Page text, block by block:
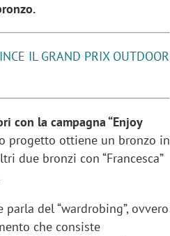
IL GRAND PRIX OUTDOOR
con la campagna “Enjoy
progetto ottiene un bronzo in
due bronzi con “Francesca”
del “wardrobing”, ovvero
che consiste